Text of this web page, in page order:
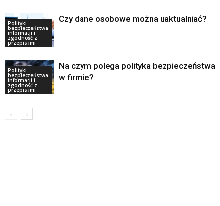
Polityki
bezpieczeństwa
informacji i
zgodność z
przepisami
Czy dane osobowe można uaktualniać?
Polityki
bezpieczeństwa
informacji i
zgodność z
przepisami
Na czym polega polityka bezpieczeństwa
w firmie?